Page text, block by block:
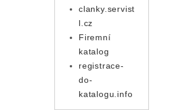
clanky.servist
l.cz
Firemní
katalog
registrace-
do-
katalogu.info